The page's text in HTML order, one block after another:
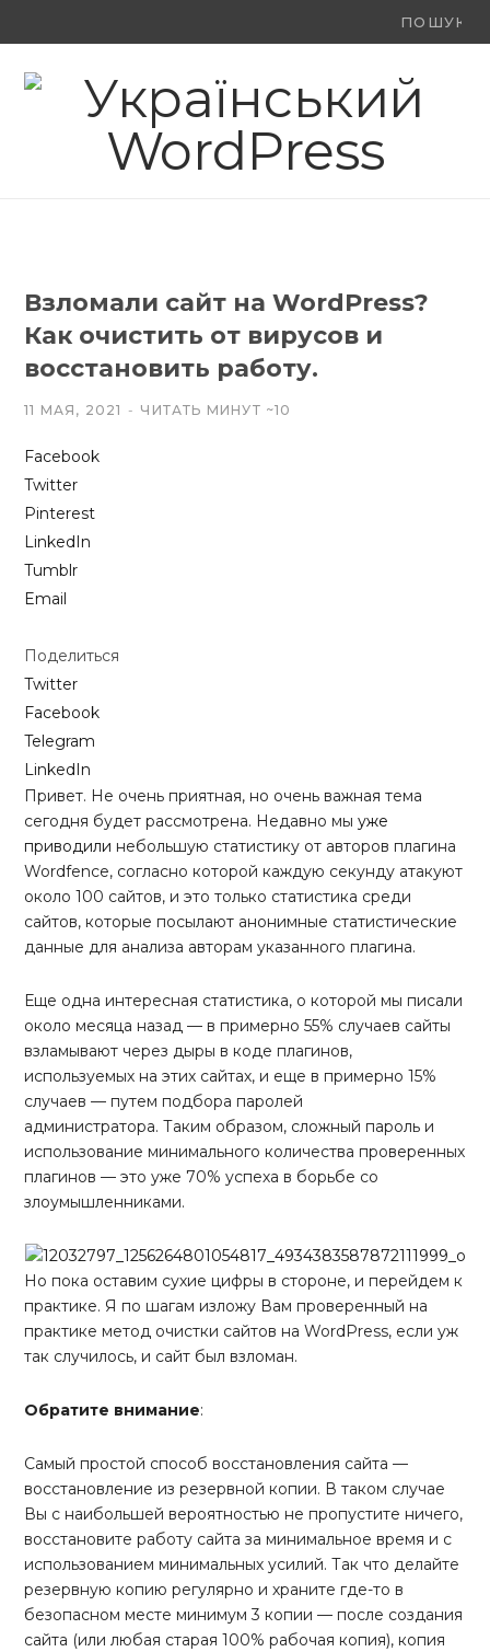
Ви
F
o
X
(
t
Y
o
e
Взломали сайт на WordPress?
Как очистить от вирусов и
восстановить работу.
11 МАЯ, 2021 ЧИТАТЬ МИНУТ ~10
Facebook
Twitter
Pinterest
LinkedIn
Tumblr
Email
Поделиться
Twitter
Facebook
Telegram
LinkedIn
Привет. Не очень приятная, но очень важная тема
сегодня будет рассмотрена. Недавно мы уже
приводили небольшую статистику от авторов плагина
Wordfence, согласно которой каждую секунду атакуют
около 100 сайтов, и это только статистика среди
сайтов, которые посылают анонимные статистические
данные для анализа авторам указанного плагина.
Еще одна интересная статистика, о которой мы писали
около месяца назад — в примерно 55% случаев сайты
взламывают через дыры в коде плагинов,
используемых на этих сайтах, и еще в примерно 15%
случаев — путем подбора паролей
администратора. Таким образом, сложный пароль и
использование минимального количества проверенных
плагинов — это уже 70% успеха в борьбе со
злоумышленниками.
Но пока оставим сухие цифры в стороне, и перейдем к
практике. Я по шагам изложу Вам проверенный на
практике метод очистки сайтов на WordPress, если уж
так случилось, и сайт был взломан.
Обратите внимание:
Самый простой способ восстановления сайта —
восстановление из резервной копии. В таком случае
Вы с наибольшей вероятностью не пропустите ничего,
восстановите работу сайта за минимальное время и с
использованием минимальных усилий. Так что делайте
резервную копию регулярно и храните где-то в
безопасном месте минимум 3 копии — после создания
сайта (или любая старая 100% рабочая копия), копия